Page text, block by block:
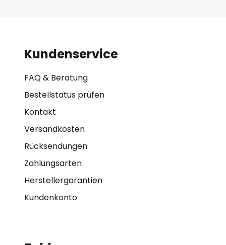
Kundenservice
FAQ & Beratung
Bestellstatus prüfen
Kontakt
Versandkosten
Rücksendungen
Zahlungsarten
Herstellergarantien
Kundenkonto